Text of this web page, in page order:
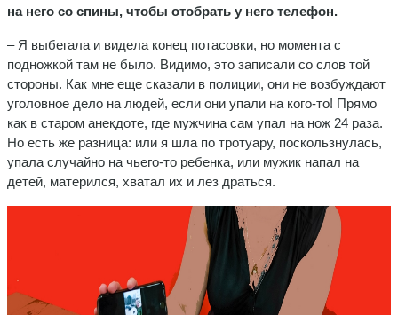
на него со спины, чтобы отобрать у него телефон.
– Я выбегала и видела конец потасовки, но момента с
подножкой там не было. Видимо, это записали со слов той
стороны. Как мне еще сказали в полиции, они не возбуждают
уголовное дело на людей, если они упали на кого-то! Прямо
как в старом анекдоте, где мужчина сам упал на нож 24 раза.
Но есть же разница: или я шла по тротуару, поскользнулась,
упала случайно на чьего-то ребенка, или мужик напал на
детей, матерился, хватал их и лез драться.